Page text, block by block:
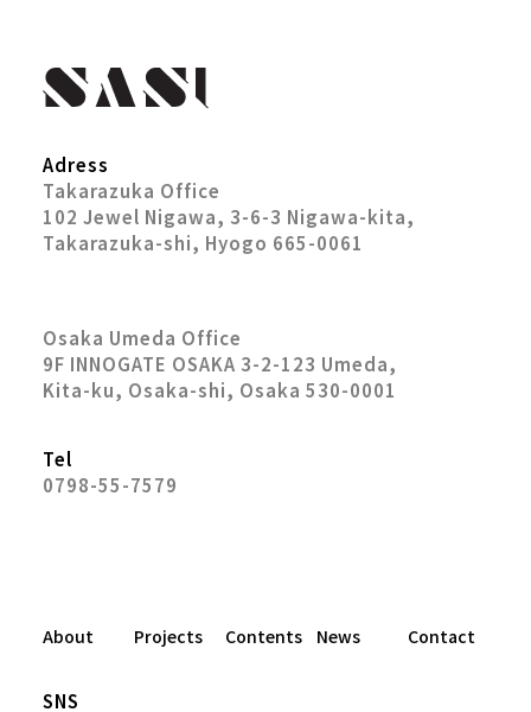
Adress
Takarazuka Office
102 Jewel Nigawa, 3-6-3 Nigawa-kita,
Takarazuka-shi, Hyogo 665-0061
Osaka Umeda Office
9F INNOGATE OSAKA 3-2-123 Umeda,
Kita-ku, Osaka-shi, Osaka 530-0001
Tel
0798-55-7579
About Projects Contents News Contact
SNS